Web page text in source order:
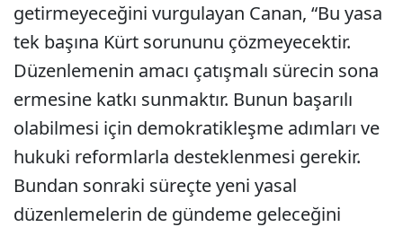
getirmeyeceğini vurgulayan Canan, “Bu yasa
tek başına Kürt sorununu çözmeyecektir.
Düzenlemenin amacı çatışmalı sürecin sona
ermesine katkı sunmaktır. Bunun başarılı
olabilmesi için demokratikleşme adımları ve
hukuki reformlarla desteklenmesi gerekir.
Bundan sonraki süreçte yeni yasal
düzenlemelerin de gündeme geleceğini